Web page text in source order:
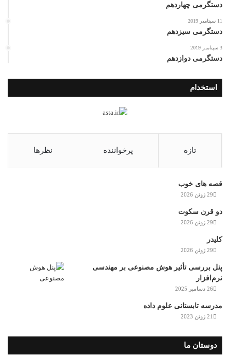
دستگرمی چهاردهم
11 سپتامبر 2019
دستگرمی سیزدهم
3 سپتامبر 2019
دستگرمی دوازدهم
استخدام
تازه پرخواننده نظرها
قصه های خوب
29 ژوئن 2026
دو قرن سکوت
29 ژوئن 2026
کلیدر
29 ژوئن 2026
پنل بررسی تأثیر هوش مصنوعی بر مهندسی
نرم‌افزار
26 دسامبر 2025
مدرسه تابستانی علوم داده
21 ژوئن 2023
دوستان ما